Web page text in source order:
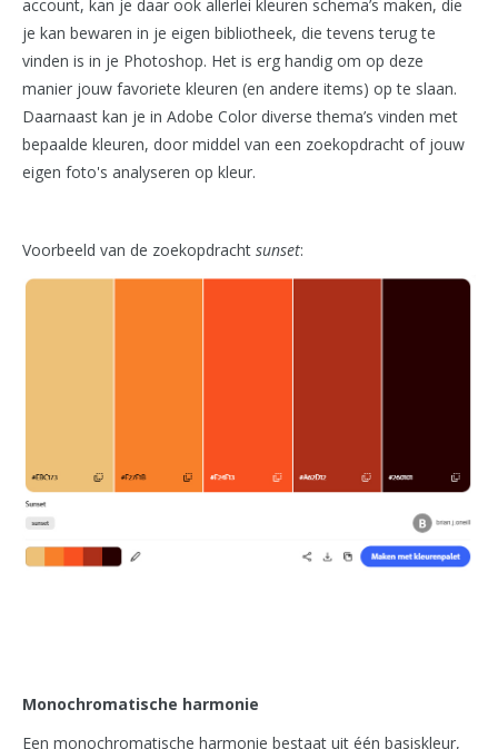
account, kan je daar ook allerlei kleuren schema’s maken, die
je kan bewaren in je eigen bibliotheek, die tevens terug te
vinden is in je Photoshop. Het is erg handig om op deze
manier jouw favoriete kleuren (en andere items) op te slaan.
Daarnaast kan je in Adobe Color diverse thema’s vinden met
bepaalde kleuren, door middel van een zoekopdracht of jouw
eigen foto's analyseren op kleur.
Voorbeeld van de zoekopdracht sunset:
Monochromatische harmonie
Een monochromatische harmonie bestaat uit één basiskleur,